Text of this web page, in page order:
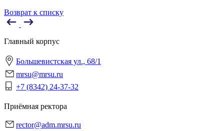
Возврат к списку
Главный корпус
Большевистская ул., 68/1
mrsu@mrsu.ru
+7 (8342) 24-37-32
Приёмная ректора
rector@adm.mrsu.ru